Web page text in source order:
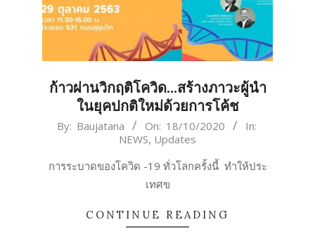
ก้าวผ่านวิกฤติโควิด…สร้างภาวะผู้นำ
ในยุคปกติใหม่ด้วยการโค้ช
2020-
By: Baujatana On: 18/10/2020
In:
NEWS, Updates
การระบาดของโควิด -19 ทั่วโลกครั้งนี้ ทำให้ประ
เทศข
CONTINUE READING